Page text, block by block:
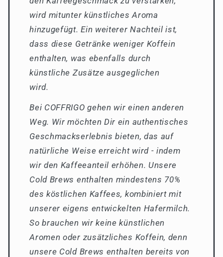
wird mitunter künstliches Aroma
hinzugefügt. Ein weiterer Nachteil ist,
dass diese Getränke weniger Koffein
enthalten, was ebenfalls durch
künstliche Zusätze ausgeglichen
wird.
Bei COFFRIGO gehen wir einen anderen
Weg. Wir möchten Dir ein authentisches
Geschmackserlebnis bieten, das auf
natürliche Weise erreicht wird - indem
wir den Kaffeeanteil erhöhen. Unsere
Cold Brews enthalten mindestens 70%
des köstlichen Kaffees, kombiniert mit
unserer eigens entwickelten Hafermilch.
So brauchen wir keine künstlichen
Aromen oder zusätzliches Koffein, denn
unsere Cold Brews enthalten bereits von